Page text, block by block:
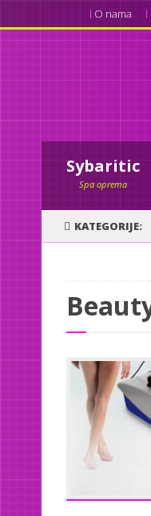
O nama
Sybaritic
Spa oprema
KATEGORIJE